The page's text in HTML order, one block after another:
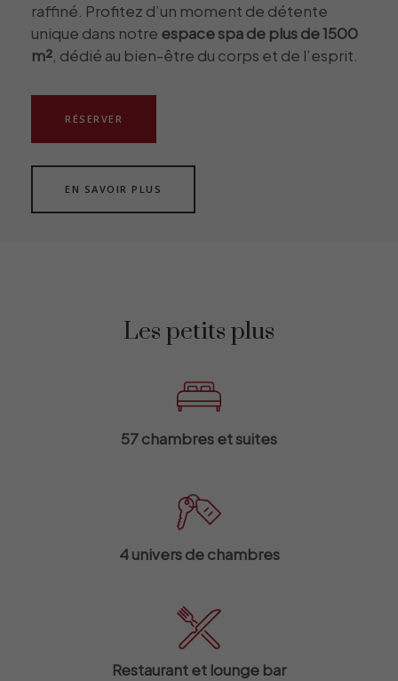
raffiné. Profitez d’un moment de détente
unique dans notre espace spa de plus de 1500
m² , dédié au bien-être du corps et de l’esprit.
RÉSERVER
EN SAVOIR PLUS
Les petits plus
57 chambres et suites
4 univers de chambres
Restaurant et lounge bar